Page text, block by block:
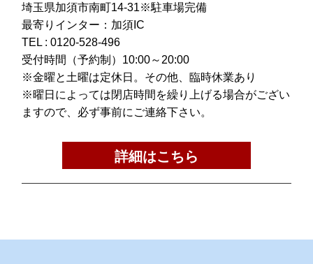
埼玉県加須市南町14-31※駐車場完備
最寄りインター：加須IC
TEL : 0120-528-496
受付時間（予約制）10:00～20:00
※金曜と土曜は定休日。その他、臨時休業あり
※曜日によっては閉店時間を繰り上げる場合がござい
ますので、必ず事前にご連絡下さい。
詳細はこちら